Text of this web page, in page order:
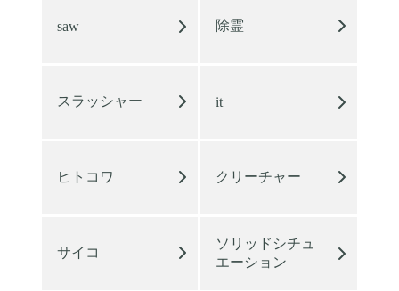
saw 除霊
スラッシャー it
ヒトコワ クリーチャー
サイコ
ソリッドシチュ
エーション